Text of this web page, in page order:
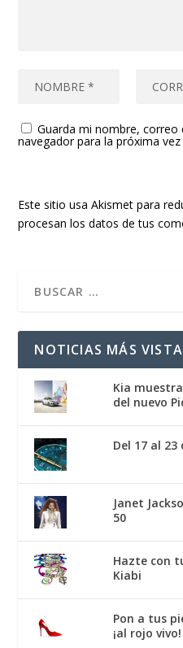
Guarda mi nombre,
navegador para la próxima
Este sitio usa Akismet para
procesan los datos de tus
NOTICIAS MÁS
Kia
del nuevo
Del 17 al
Janet
50
Hazte con
Kiabi
Pon a tus
¡al rojo vivo!